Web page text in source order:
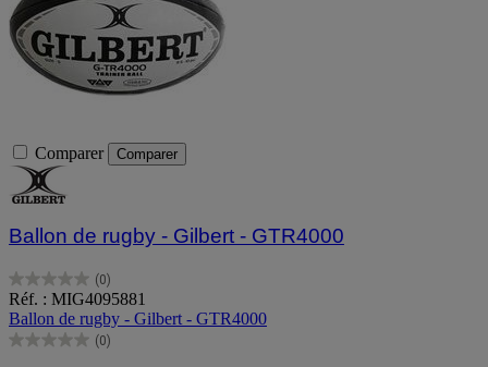
Comparer Comparer
Ballon de rugby - Gilbert - GTR4000
(0)
0.0
sur
5
étoiles.
Réf. : MIG4095881
Ballon de rugby - Gilbert - GTR4000
(0)
0.0